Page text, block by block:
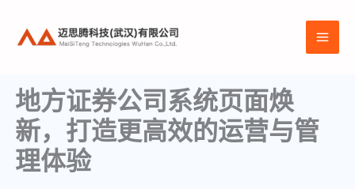
地方证券公司系统页面焕
新，打造更高效的运营与管
理体验